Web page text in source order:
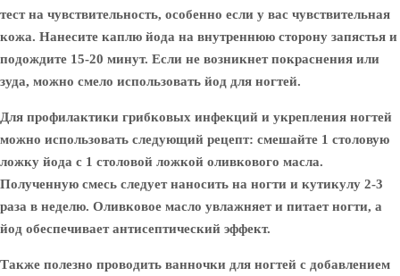
тест на чувствительность, особенно если у вас чувствительная
кожа. Нанесите каплю йода на внутреннюю сторону запястья и
подождите 15-20 минут. Если не возникнет покраснения или
зуда, можно смело использовать йод для ногтей.
Для профилактики грибковых инфекций и укрепления ногтей
можно использовать следующий рецепт: смешайте 1 столовую
ложку йода с 1 столовой ложкой оливкового масла.
Полученную смесь следует наносить на ногти и кутикулу 2-3
раза в неделю. Оливковое масло увлажняет и питает ногти, а
йод обеспечивает антисептический эффект.
Также полезно проводить ванночки для ногтей с добавлением